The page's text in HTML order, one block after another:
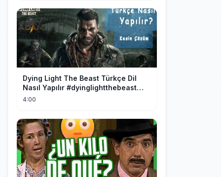
Dying Light The Beast Türkçe Dil
Nasıl Yapılır #dyinglightthebeast
#gaming
4:00